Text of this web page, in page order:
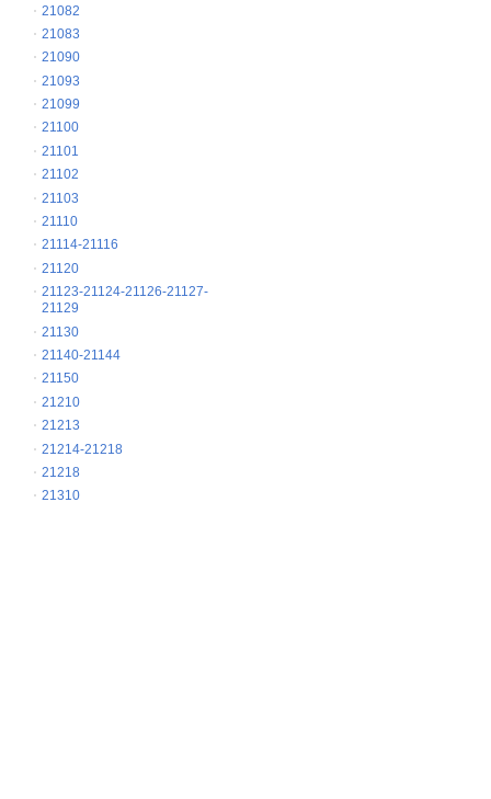
21082
21083
21090
21093
21099
21100
21101
21102
21103
21110
21114-21116
21120
21123-21124-21126-21127-
21129
21130
21140-21144
21150
21210
21213
21214-21218
21218
21310